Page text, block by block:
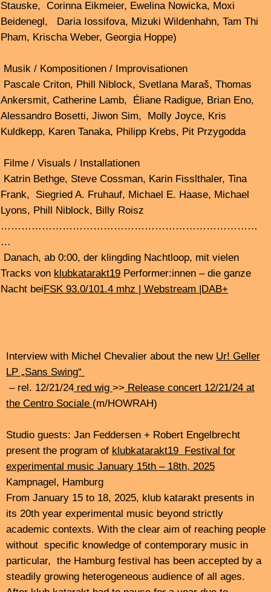
2025. Special guest as ensemble in residence at this
year‘s festival is Dedalus from Toulouse/France.
Founded in 1996 by Didier Aschour, Dedalus is
organized as a collective in which arrangements,
minimalism to commissions from composers, and also
includes recreations of works by unclassifiable artists.
Defying traditional categories, the ensemble performs
conceptual and sensitive music that is radical and
captivating, subtle and powerful. Dedalus will play a total
of four concerts and will also perform in the opening
three interconnected halls at Kampnagel where the
concerts take place invite you to move fluidly through the
sounds. The opening will once again feature one of the
traditional “walking concerts“, in which the audience
becomes an active part of a concert installation. During
and world premieres from the local scene as well as
international guests. In cooperation with the Hamburg
Short Film Agency, experimental films will also
accompany the music program.
Line-up 2025:
Performers
(Elisabeth Smalt, Alfrun Schmid), Gregory Büttner, Kris
Boyd (Julia Berg, Robert Engelbrecht,Jan Feddersen,
Johann Popp), Jiwon Sim, Okapi (Sascha Demand, John
Eckhardt, Tobias Gronau, René Huthwelker)
Matthias Meyer, Pit Przygodda, Die Dicke Trompete
Katrin Bethge, Ayse Glass, Louise Stauske, Corinna
Iossifova, Mizuki Wildenhahn, Tam Thi Pham, Krischa
Weber, Georgia Hoppe)
Music/ Compositions / Improvisations
Pascale Criton, Phill Niblock, Svetlana Maraš, Thomas
Ankersmit, Catherine Lamb, Éliane Radigue, Brian Eno,
Kuldkepp, Karen Tanaka, Philipp Krebs, Pit Przygodda
Films / Visuals / Installations
Katrin Bethge, Steve Cossman, Karin Fisslthaler, Tina
Frank, Siegried A. Fruhauf, Michael E. Haase, Michael